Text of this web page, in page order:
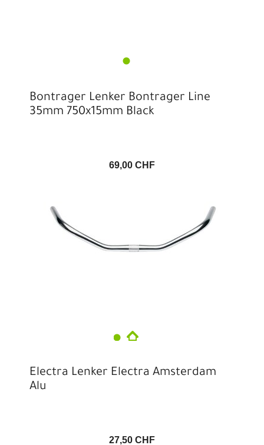
Bontrager Lenker Bontrager Line
35mm 750x15mm Black
69,00 CHF
Electra Lenker Electra Amsterdam
Alu
27,50 CHF